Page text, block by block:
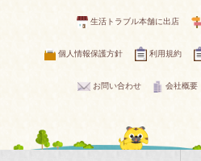
生活トラブル本舗に出店
個人情報保護方針 利用規約
お問い合わせ 会社概要